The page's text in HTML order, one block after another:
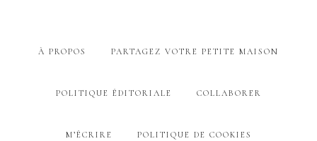
À PROPOS PARTAGEZ VOTRE PETITE MAISON
POLITIQUE ÉDITORIALE COLLABORER
M’ÉCRIRE POLITIQUE DE COOKIES